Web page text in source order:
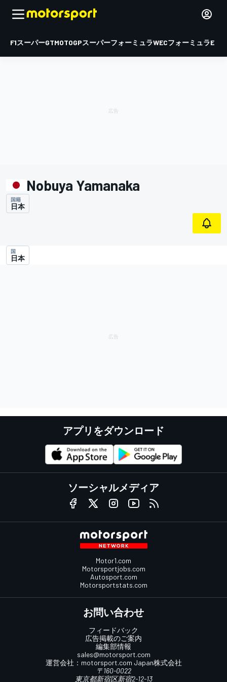
F1スーパーGTMOTOGPスーパーフォーミュラWECフォーミュラE
Nobuya Yamanaka
国籍
日本
国
日本
アプリをダウンロード
ソーシャルメディア
Motor1.com
Motorsportjobs.com
Autosport.com
Motorsportstats.com
お問い合わせ
フィードバック
広告掲載のご案内
編集部情報
sales@motorsport.com
運営会社： motorsport.com Japan株式会社
〒160-0022
東京都新宿区新宿2-12-13